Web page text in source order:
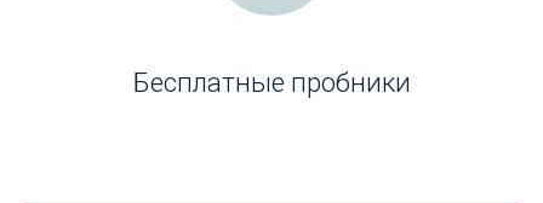
Бесплатные пробники